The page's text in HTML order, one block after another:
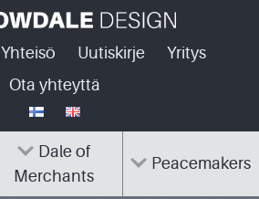
Yhteisö Uutiskirje
Yritys
Ota yhteyttä
Dale of
Merchants
Peacemakers